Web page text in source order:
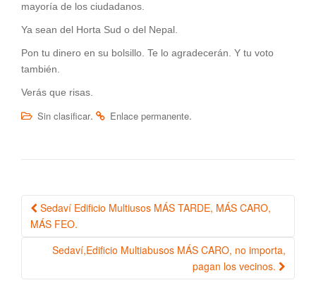
mayoría de los ciudadanos.
Ya sean del Horta Sud o del Nepal.
Pon tu dinero en su bolsillo. Te lo agradecerán. Y tu voto
también.
Verás que risas.
Sin clasificar. Enlace permanente.
Navegación de la entrada
Sedaví Edificio Multiusos MÁS TARDE, MÁS CARO,
MÁS FEO.
Sedaví,Edificio Multiabusos MÁS CARO, no importa,
pagan los vecinos.